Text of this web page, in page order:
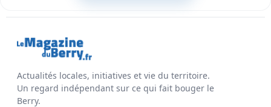
Actualités locales, initiatives et vie du territoire.
Un regard indépendant sur ce qui fait bouger le
Berry.